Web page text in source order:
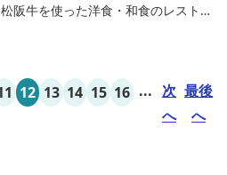
阪牛を使った洋食・和食のレストラ
参拝や、伊勢志摩、東紀州への観光
12 13 14 15 16 ... 次
へ
最後
へ